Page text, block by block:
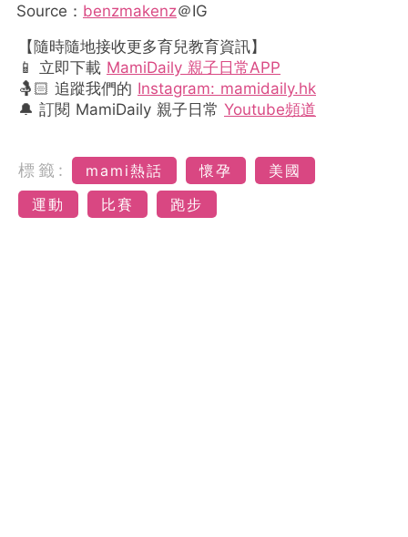
Source： benzmakenz＠IG
【隨時隨地接收更多育兒教育資訊】
📱 立即下載 MamiDaily 親子日常APP
🤱🏻 追蹤我們的 Instagram: mamidaily.hk
🔔 訂閱 MamiDaily 親子日常 Youtube頻道
標籤: mami熱話 懷孕
美國
運動
比賽 跑步